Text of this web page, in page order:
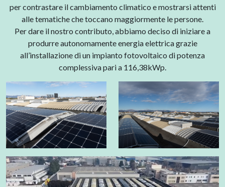
per contrastare il cambiamento climatico e mostrarsi attenti
alle tematiche che toccano maggiormente le persone.
Per dare il nostro contributo, abbiamo deciso di iniziare a
produrre autonomamente energia elettrica grazie
all’installazione di un impianto fotovoltaico di potenza
complessiva pari a 116,38kWp.